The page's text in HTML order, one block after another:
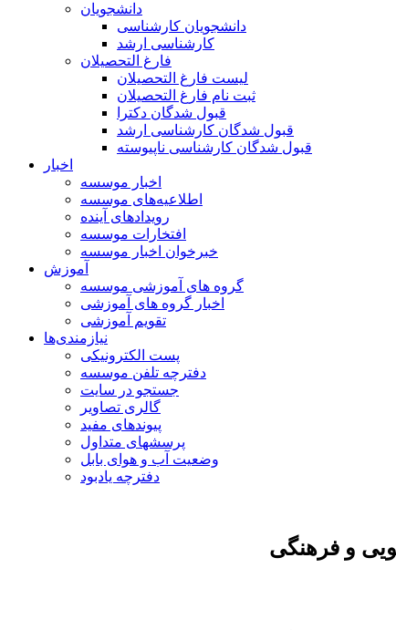
دانشجویان
دانشجویان کارشناسی
کارشناسی ارشد
فارغ التحصیلان
لیست فارغ التحصیلان
ثبت نام فارغ التحصیلان
قبول شدگان دکترا
قبول شدگان کارشناسی ارشد
قبول شدگان کارشناسی ناپیوسته
اخبار
اخبار موسسه
اطلاعیه‌های موسسه
رویدادهای آینده
افتخارات موسسه
خبرخوان اخبار موسسه
آموزش
گروه های آموزشی موسسه
اخبار گروه های آموزشی
تقویم آموزشی
نیازمندی‌ها
پست الکترونیکی
دفترچه تلفن موسسه
جستجو در سایت
گالری تصاویر
پیوندهای مفید
پرسشهای متداول
وضعیت آب و هوای بابل
دفترچه یادبود
و فرهنگی